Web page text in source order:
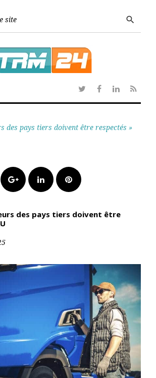
search
TwitterFacebook
Linkedin
RSS
des pays tiers doivent être respectés »
Google+LinkedInPinterest
des pays tiers doivent être